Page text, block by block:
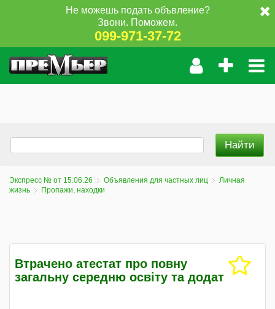
Не можешь подать объвление?
Звони. Поможем.
099-971-37-72
Экспресс № от 15.06.26 Объявления для частных лиц
Личная
жизнь
Пропажи, находки
Втрачено атестат про повну
загальну середню освіту та додат